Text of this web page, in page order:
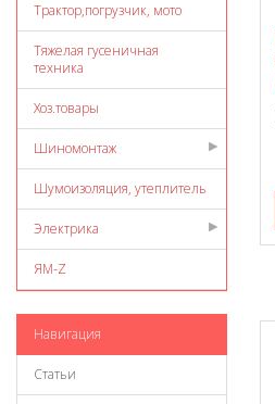
Трактор,погрузчик, мото
Тяжелая гусеничная
техника
Хоз.товары
Шиномонтаж
Шумоизоляция, утеплитель
Электрика
ЯМ-Z
Навигация
Статьи